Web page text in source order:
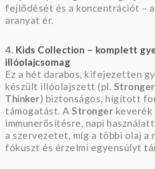
fejlődését és a koncentrációt –
aranyat ér.
4. Kids Collection – komplett
illóolajcsomag
Ez a hét darabos, kifejezetten
készült illóolajszett (pl. Stronger
Thinker) biztonságos, hígított
támogatást. A Stronger keverék
immunerősítésre, napi
a szervezetet, míg a többi olaj a
fókuszt és érzelmi egyensúlyt